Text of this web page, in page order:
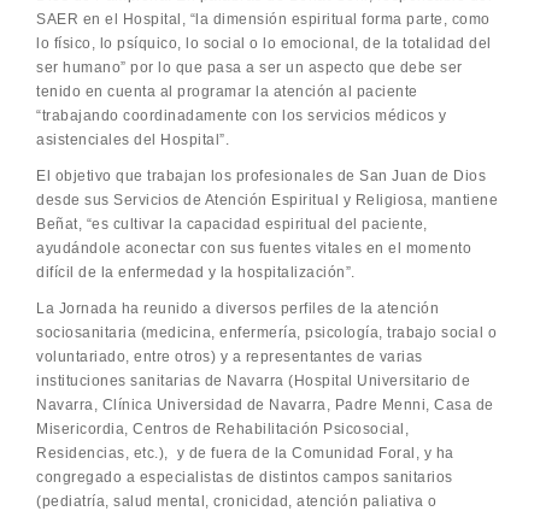
SAER en el Hospital, “la dimensión espiritual forma parte, como
lo físico, lo psíquico, lo social o lo emocional, de la totalidad del
ser humano” por lo que pasa a ser un aspecto que debe ser
tenido en cuenta al programar la atención al paciente
“trabajando coordinadamente con los servicios médicos y
asistenciales del Hospital”.
El objetivo que trabajan los profesionales de San Juan de Dios
desde sus Servicios de Atención Espiritual y Religiosa, mantiene
Beñat, “es cultivar la capacidad espiritual del paciente,
ayudándole aconectar con sus fuentes vitales en el momento
difícil de la enfermedad y la hospitalización”.
La Jornada ha reunido a diversos perfiles de la atención
sociosanitaria (medicina, enfermería, psicología, trabajo social o
voluntariado, entre otros) y a representantes de varias
instituciones sanitarias de Navarra (Hospital Universitario de
Navarra, Clínica Universidad de Navarra, Padre Menni, Casa de
Misericordia, Centros de Rehabilitación Psicosocial,
Residencias, etc.), y de fuera de la Comunidad Foral, y ha
congregado a especialistas de distintos campos sanitarios
(pediatría, salud mental, cronicidad, atención paliativa o